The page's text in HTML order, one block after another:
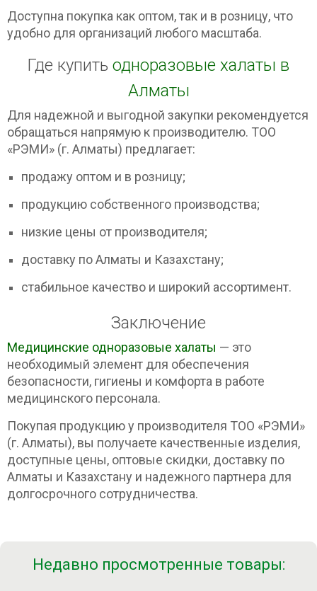
Доступна покупка как оптом, так и в розницу, что
удобно для организаций любого масштаба.
Где купить одноразовые халаты в
Алматы
Для надежной и выгодной закупки рекомендуется
обращаться напрямую к производителю. ТОО
«РЭМИ» (г. Алматы) предлагает:
продажу оптом и в розницу;
продукцию собственного производства;
низкие цены от производителя;
доставку по Алматы и Казахстану;
стабильное качество и широкий ассортимент.
Заключение
Медицинские одноразовые халаты — это
необходимый элемент для обеспечения
безопасности, гигиены и комфорта в работе
медицинского персонала.
Покупая продукцию у производителя ТОО «РЭМИ»
(г. Алматы), вы получаете качественные изделия,
доступные цены, оптовые скидки, доставку по
Алматы и Казахстану и надежного партнера для
долгосрочного сотрудничества.
Недавно просмотренные товары: